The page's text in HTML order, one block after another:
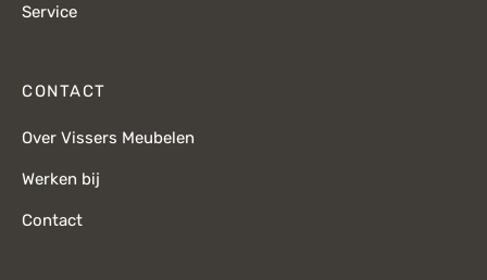
Service
CONTACT
Over Vissers Meubelen
Werken bij
Contact